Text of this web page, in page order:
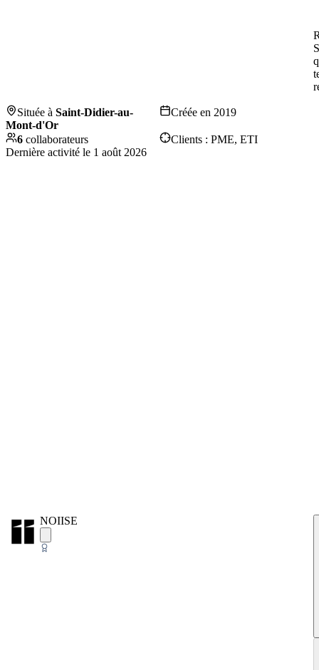
Située à Saint-Didier-au-
Mont-d'Or
Créée en 2019
6 collaborateurs Clients : PME, ETI
Dernière activité le 1 août 2026
NOIISE